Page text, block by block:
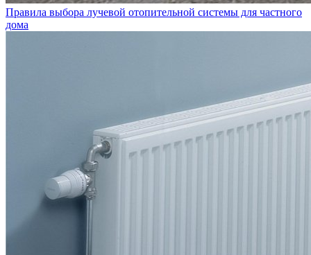
Правила выбора лучевой отопительной системы для частного
дома